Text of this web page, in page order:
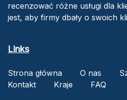
recenzować różne usługi dla
jest, aby firmy dbały o swoich
Links
Strona główna O nas
Kontakt
Kraje FAQ